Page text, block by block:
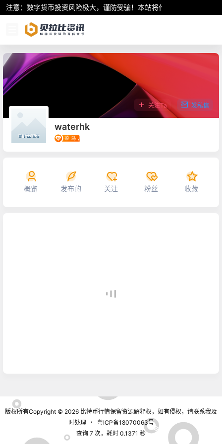
注意：数字货币投资风险极大，谨防受骗！本站将作为行业资讯共享
waterhk
关注Ta 发私信
概览 发布的 关注 粉丝 收藏
版权所有Copyright © 2026 比特币行情保留资源解释权，如有侵权，请联系我及
时处理
・ 粤ICP备18070063号
查询 7 次，耗时 0.1371 秒